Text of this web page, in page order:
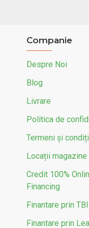
Dimensiune Janta
Frane bicicleta
Companie
Despre Noi
Blog
Livrare
Politica de
Termeni și
Locații magazine
Credit 100%
Financing
Finantare prin
Finantare prin